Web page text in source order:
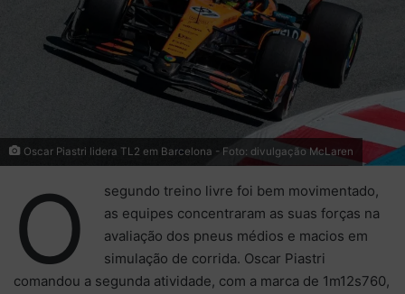
Oscar Piastri lidera TL2 em Barcelona - Foto: divulgação McLaren
O
segundo treino livre foi bem movimentado,
as equipes concentraram as suas forças na
avaliação dos pneus médios e macios em
simulação de corrida. Oscar Piastri
comandou a segunda atividade, com a marca de 1m12s760,